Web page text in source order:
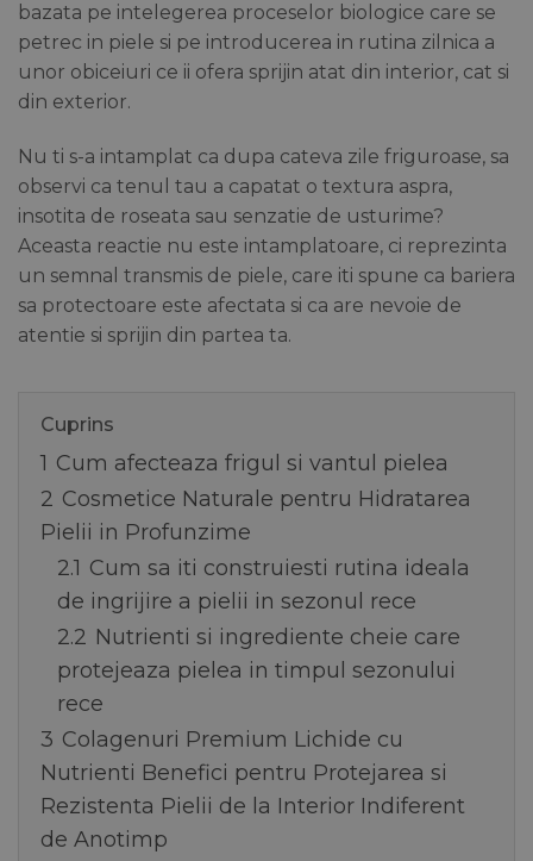
bazata pe intelegerea proceselor biologice care se
petrec in piele si pe introducerea in rutina zilnica a
unor obiceiuri ce ii ofera sprijin atat din interior, cat si
din exterior.
Nu ti s-a intamplat ca dupa cateva zile friguroase, sa
observi ca tenul tau a capatat o textura aspra,
insotita de roseata sau senzatie de usturime?
Aceasta reactie nu este intamplatoare, ci reprezinta
un semnal transmis de piele, care iti spune ca bariera
sa protectoare este afectata si ca are nevoie de
atentie si sprijin din partea ta.
Cuprins
1 Cum afecteaza frigul si vantul pielea
2 Cosmetice Naturale pentru Hidratarea
Pielii in Profunzime
2.1 Cum sa iti construiesti rutina ideala
de ingrijire a pielii in sezonul rece
2.2 Nutrienti si ingrediente cheie care
protejeaza pielea in timpul sezonului
rece
3 Colagenuri Premium Lichide cu
Nutrienti Benefici pentru Protejarea si
Rezistenta Pielii de la Interior Indiferent
de Anotimp